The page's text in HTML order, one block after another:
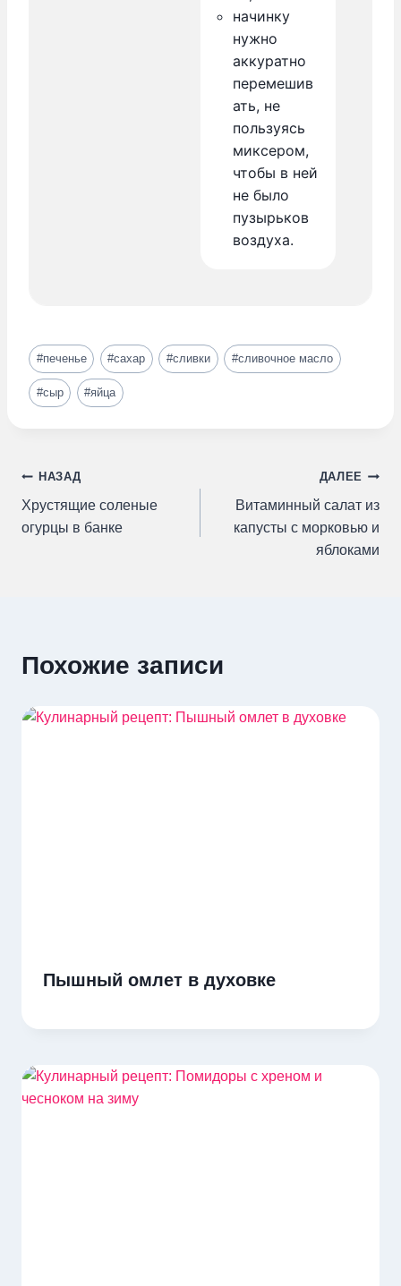
начинку
нужно
аккуратно
перемешив
ать, не
пользуясь
миксером,
чтобы в ней
не было
пузырьков
воздуха.
Метки
записи:
#печенье #сахар #сливки #сливочное масло
#сыр #яйца
Навигация
по
НАЗАД
Хрустящие соленые
огурцы в банке
ДАЛЕЕ
Витаминный салат из
капусты с морковью и
яблоками
Похожие записи
Пышный омлет в духовке